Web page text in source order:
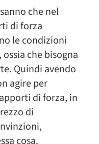
che nel
di forza
le condizioni
che bisogna
Quindi avendo
agire per
di forza, in
di
cosa.